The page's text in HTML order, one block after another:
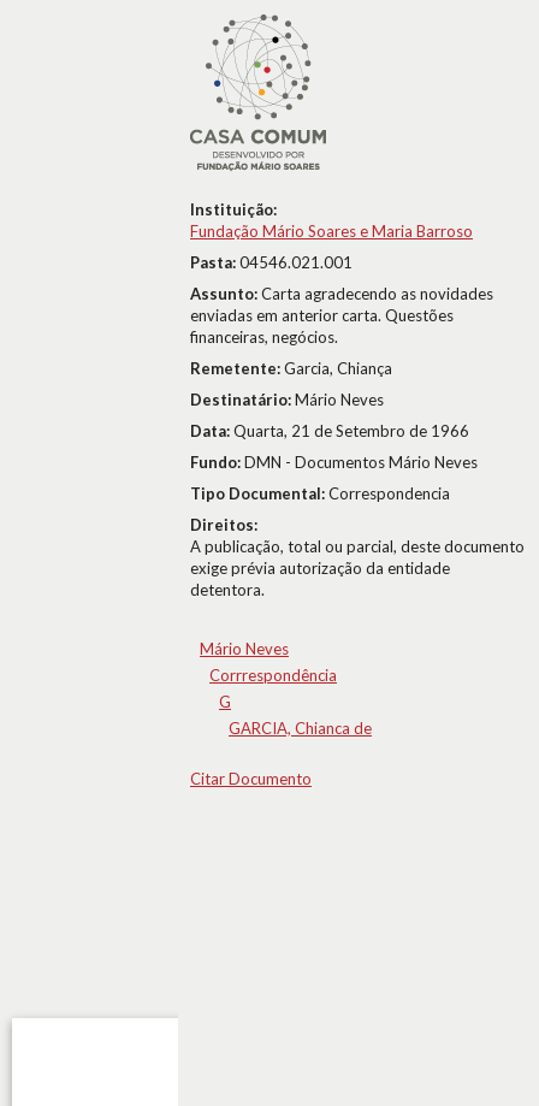
Instituição:
Fundação Mário Soares e Maria Barroso
Pasta:04546.021.001
Assunto:Carta agradecendo as novidades
enviadas em anterior carta. Questões
financeiras, negócios.
Remetente:Garcia, Chiança
Destinatário:Mário Neves
Data:Quarta, 21 de Setembro de 1966
Fundo:DMN - Documentos Mário Neves
Tipo Documental:Correspondencia
Direitos:
A publicação, total ou parcial, deste documento
exige prévia autorização da entidade
detentora.
Mário Neves
Corrrespondência
G
GARCIA, Chianca de
Citar Documento